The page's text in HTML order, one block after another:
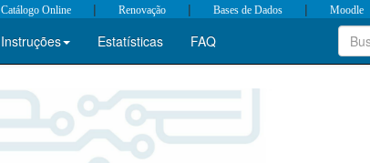
Catálogo Online | Renovação | Bases de Dados | Moodle
Instruções Estatísticas FAQ